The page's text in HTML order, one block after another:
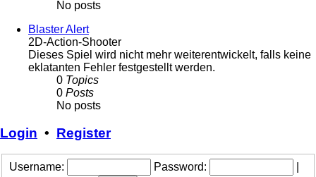
No posts
Blaster Alert
2D-Action-Shooter
Dieses Spiel wird nicht mehr weiterentwickelt, falls keine
eklatanten Fehler festgestellt werden.
0 Topics
0 Posts
No posts
Login • Register
Username: Password: